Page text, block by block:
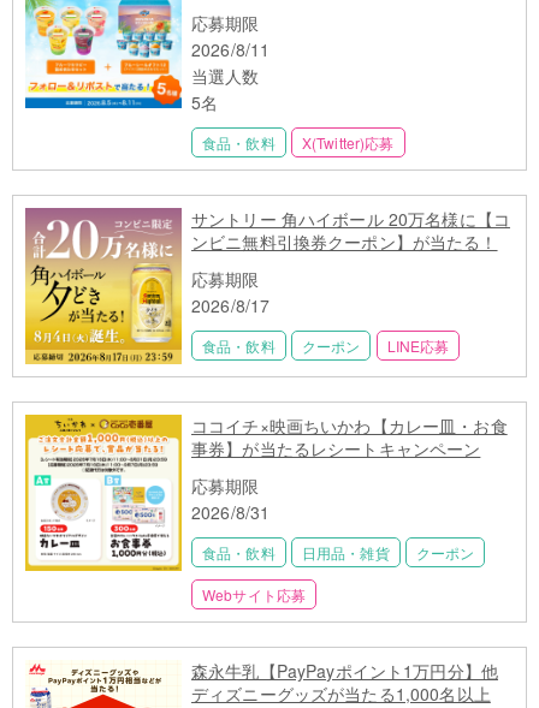
応募期限
2026/8/11
当選人数
5名
食品・飲料 X(Twitter)応募
サントリー 角ハイボール 20万名様に【コ
ンビニ無料引換券クーポン】が当たる！
応募期限
2026/8/17
食品・飲料 クーポン LINE応募
ココイチ×映画ちいかわ【カレー皿・お食
事券】が当たるレシートキャンペーン
応募期限
2026/8/31
食品・飲料 日用品・雑貨 クーポン
Webサイト応募
森永牛乳【PayPayポイント1万円分】他
ディズニーグッズが当たる1,000名以上